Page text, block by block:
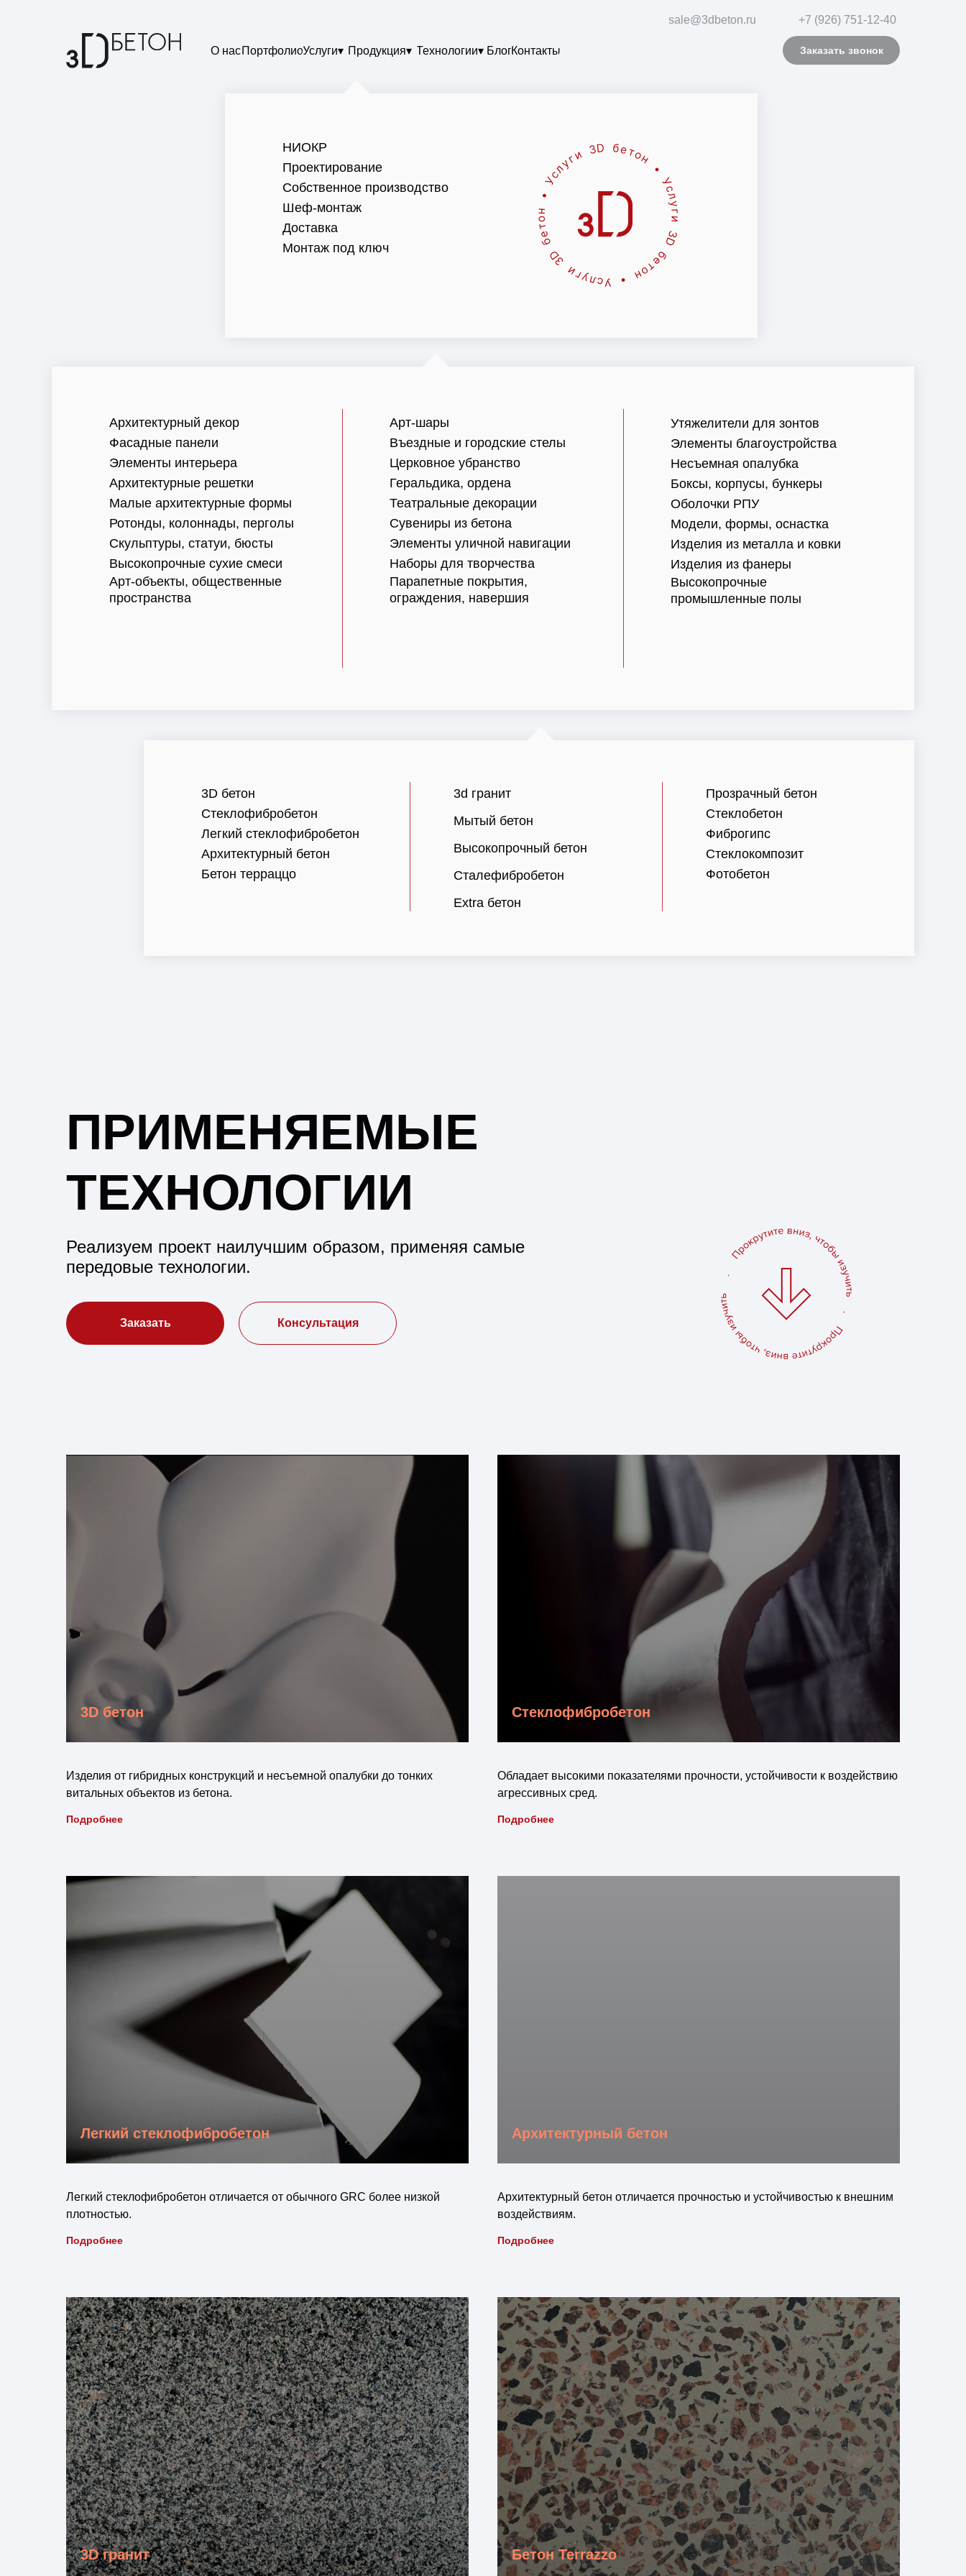
Заказать звонок
О насПортфолиоУслуги▾ Продукция▾ Технологии▾ БлогКонтакты
+7 (926) 751-12-40
sale@3dbeton.ru
НИОКР
Проектирование
Собственное производство
Шеф-монтаж
Доставка
Монтаж под ключ
Утяжелители для зонтов
Элементы благоустройства
Несъемная опалубка
Боксы, корпусы, бункеры
Оболочки РПУ
Модели, формы, оснастка
Изделия из металла и ковки
Изделия из фанеры
Высокопрочные
промышленные полы
Арт-шары
Въездные и городские стелы
Церковное убранство
Геральдика, ордена
Театральные декорации
Сувениры из бетона
Элементы уличной навигации
Наборы для творчества
Парапетные покрытия,
ограждения, навершия
Архитектурный декор
Фасадные панели
Элементы интерьера
Архитектурные решетки
Малые архитектурные формы
Ротонды, колоннады, перголы
Скульптуры, статуи, бюсты
Высокопрочные сухие смеси
Арт-объекты, общественные
пространства
Прозрачный бетон
Стеклобетон
Фиброгипс
Стеклокомпозит
Фотобетон
3D бетон
Стеклофибробетон
Легкий стеклофибробетон
Архитектурный бетон
Бетон терраццо
Extra бетон
Сталефибробетон
Высокопрочный бетон
Мытый бетон
3d гранит
Реализуем проект наилучшим образом, применяя самые
передовые технологии.
ПРИМЕНЯЕМЫЕ
ТЕХНОЛОГИИ
Консультация
Заказать
3D бетон
Изделия от гибридных конструкций и несъемной опалубки до тонких
витальных объектов из бетона.
Подробнее
Стеклофибробетон
Обладает высокими показателями прочности, устойчивости к воздействию
агрессивных сред.
Подробнее
Легкий стеклофибробетон
Легкий стеклофибробетон отличается от обычного GRC более низкой
плотностью.
Подробнее
Архитектурный бетон
Архитектурный бетон отличается прочностью и устойчивостью к внешним
воздействиям.
Подробнее
3D гранит Бетон Terrazzo